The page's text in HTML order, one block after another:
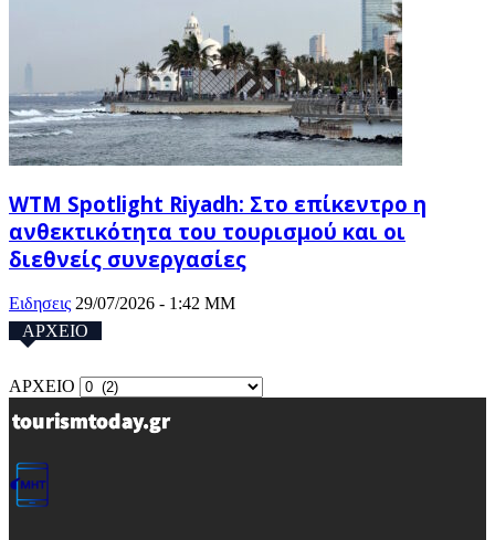
WTM Spotlight Riyadh: Στο επίκεντρο η
ανθεκτικότητα του τουρισμού και οι
διεθνείς συνεργασίες
Ειδησεις 29/07/2026 - 1:42 ΜΜ
ΑΡΧΕΙΟ
ΑΡΧΕΙΟ